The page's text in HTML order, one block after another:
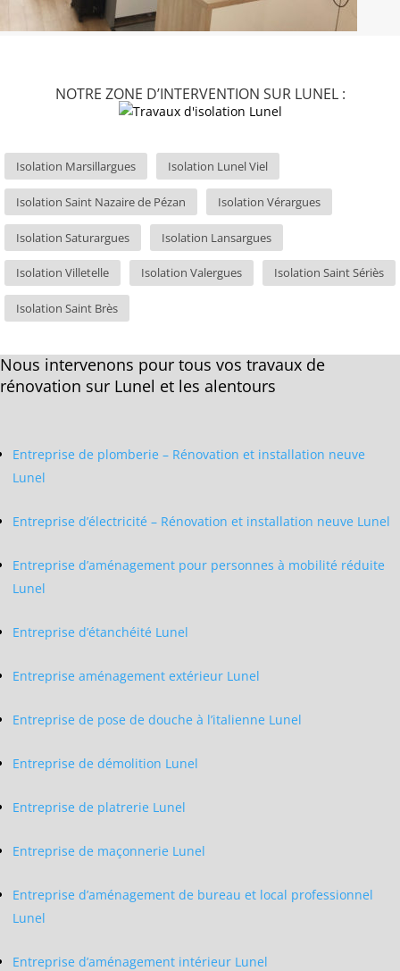
NOTRE ZONE D’INTERVENTION SUR LUNEL :
Isolation Marsillargues Isolation Lunel Viel
Isolation Saint Nazaire de Pézan Isolation Vérargues
Isolation Saturargues Isolation Lansargues
Isolation Villetelle Isolation Valergues Isolation Saint Sériès
Isolation Saint Brès
Nous intervenons pour tous vos travaux de
rénovation sur Lunel et les alentours
Entreprise de plomberie – Rénovation et installation neuve
Lunel
Entreprise d’électricité – Rénovation et installation neuve Lunel
Entreprise d’aménagement pour personnes à mobilité réduite
Lunel
Entreprise d’étanchéité Lunel
Entreprise aménagement extérieur Lunel
Entreprise de pose de douche à l’italienne Lunel
Entreprise de démolition Lunel
Entreprise de platrerie Lunel
Entreprise de maçonnerie Lunel
Entreprise d’aménagement de bureau et local professionnel
Lunel
Entreprise d’aménagement intérieur Lunel